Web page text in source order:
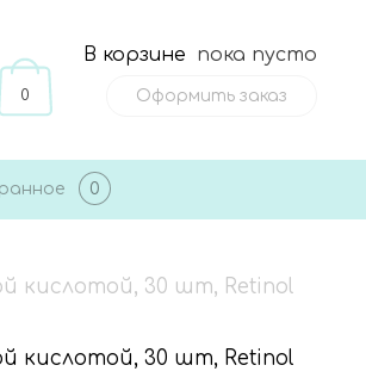
0
В корзине пока пусто
Оформить заказ
0
кислотой, 30 шт, Retinol
кислотой, 30 шт, Retinol